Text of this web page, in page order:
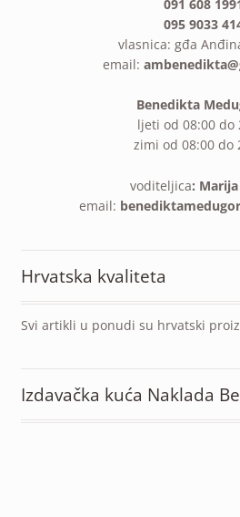
091 608
095 9033
vlasnica: gđa
email:
Benedikta
ljeti od 08:00 do
zimi od 08:00 do
voditeljica:
email:
Hrvatska kvaliteta
Svi artikli u ponudi su hrvatski
Izdavačka kuća Naklada